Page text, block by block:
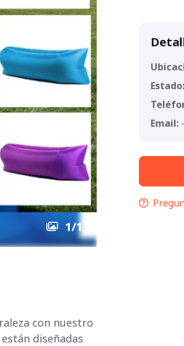
1/1
con nuestro
diseñadas
Estado:
Email: